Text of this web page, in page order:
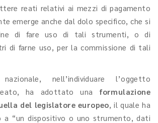
reati relativi ai mezzi di pagamento
emerge anche dal dolo specifico, che si
di fare uso di tali strumenti, o di
di farne uso, per la commissione di tali
nell’individuare l’oggetto
ha adottato una formulazione
del legislatore europeo, il quale ha
“un dispositivo o uno strumento, dati